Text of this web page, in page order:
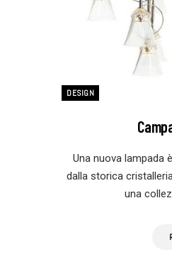
DESIGN
Una nuova lampada
dalla storica
una